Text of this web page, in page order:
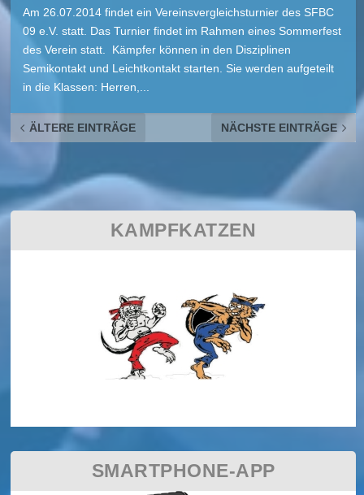
Am 26.07.2014 findet ein Vereinsvergleichsturnier des SFBC
09 e.V. statt. Das Turnier findet im Rahmen eines Sommerfest
des Verein statt. Kämpfer können in den Disziplinen
Semikontakt und Leichtkontakt starten. Sie werden aufgeteilt
in die Klassen: Herren,...
ÄLTERE EINTRÄGE NÄCHSTE EINTRÄGE
KAMPFKATZEN
SMARTPHONE-APP